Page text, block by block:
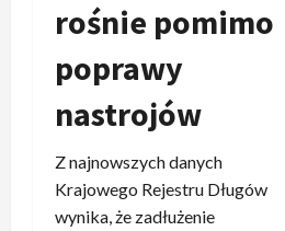
rośnie pomimo
poprawy
nastrojów
Z najnowszych danych
Krajowego Rejestru Długów
wynika, że zadłużenie